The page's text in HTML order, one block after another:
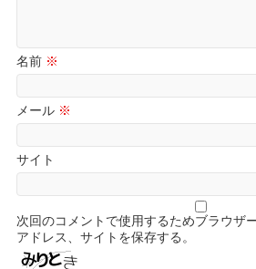
名前 ※
メール ※
サイト
次回のコメントで使用するためブラウザ
アドレス、サイトを保存する。